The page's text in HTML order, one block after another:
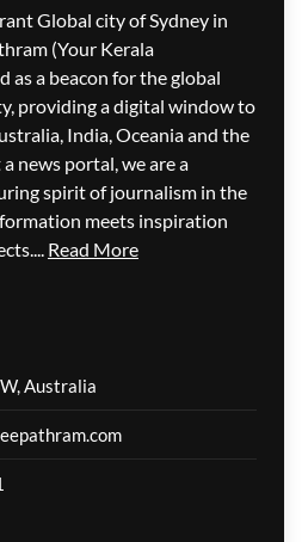
ദാസ്‌ 4 minutes ago 0
ആദ്യ
ദുരന്തനിവാരണ
പ്രൊജക്ട്
നിർമ്മിത
മഴ മുന്നറിയിപ്പ്
പ്രധാനമന്ത്രി
ദാസ്‌
Global city of Sydney in
(Your Kerala
as a beacon for the global
providing a digital window to
India, Oceania and the
news portal, we are a
spirit of journalism in the
meets inspiration
Read More
Australia